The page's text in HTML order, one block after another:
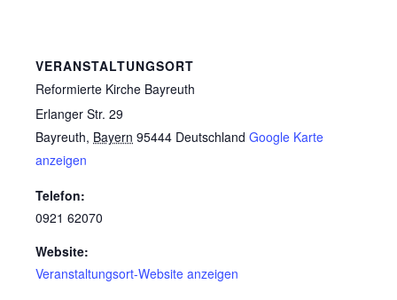
VERANSTALTUNGSORT
Reformierte Kirche Bayreuth
Erlanger Str. 29
Bayreuth, Bayern 95444 Deutschland Google Karte
anzeigen
Telefon:
0921 62070
Website:
Veranstaltungsort-Website anzeigen